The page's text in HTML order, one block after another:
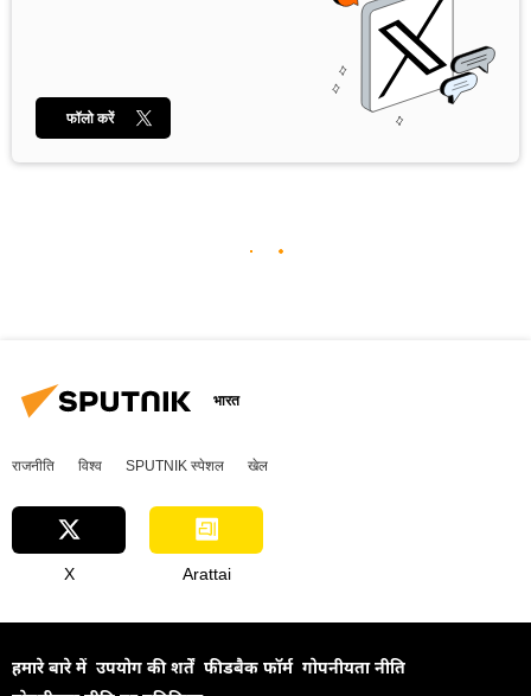
फॉलो करें
भारत
राजनीति विश्व SPUTNIK स्पेशल खेल
X Arattai
हमारे बारे में उपयोग की शर्तें फीडबैक फॉर्म गोपनीयता नीति